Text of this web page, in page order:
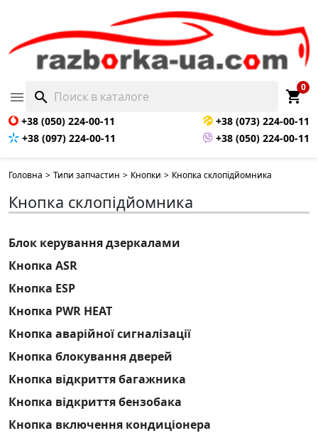
 search shopping_cart
0
+38 (050) 224-00-11
+38 (073) 224-00-11
+38 (097) 224-00-11
+38 (050) 224-00-11
Головна > Типи запчастин > Кнопки > Кнопка склопідйомника
Кнопка склопідйомника
Блок керування дзеркалами
Кнопка ASR
Кнопка ESP
Кнопка PWR HEAT
Кнопка аварійної сигналізації
Кнопка блокування дверей
Кнопка відкриття багажника
Кнопка відкриття бензобака
Кнопка включення кондиціонера